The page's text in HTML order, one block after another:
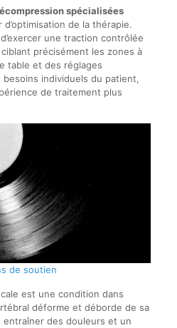
spécialisées
de la thérapie.
une traction contrôlée
précisément les zones à
table et des réglages
individuels du patient,
de traitement plus
de soutien
est une condition dans
déforme et déborde de sa
des douleurs et un